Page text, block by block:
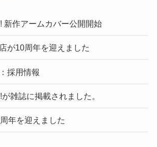
新作アームカバー公開開始
が10周年を迎えました
採用情報
雑誌に掲載されました。
年を迎えました